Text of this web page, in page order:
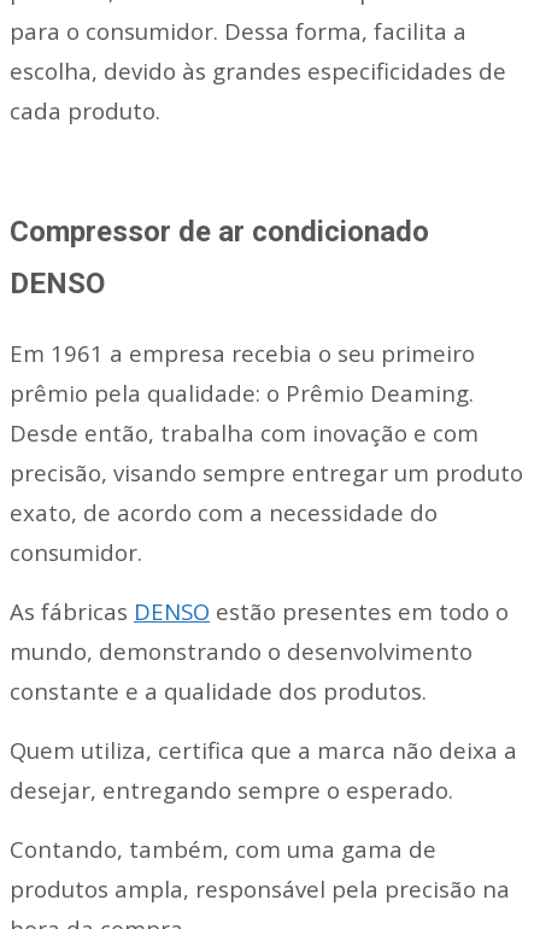
para o consumidor. Dessa forma, facilita a
escolha, devido às grandes especificidades de
cada produto.
Compressor de ar condicionado
DENSO
Em 1961 a empresa recebia o seu primeiro
prêmio pela qualidade: o Prêmio Deaming.
Desde então, trabalha com inovação e com
precisão, visando sempre entregar um produto
exato, de acordo com a necessidade do
consumidor.
As fábricas DENSO estão presentes em todo o
mundo, demonstrando o desenvolvimento
constante e a qualidade dos produtos.
Quem utiliza, certifica que a marca não deixa a
desejar, entregando sempre o esperado.
Contando, também, com uma gama de
produtos ampla, responsável pela precisão na